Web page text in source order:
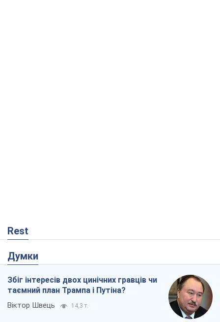
Rest
Думки
Збіг інтересів двох цинічних гравців чи
таємний план Трампа і Путіна?
Віктор Швець 14,3 т.